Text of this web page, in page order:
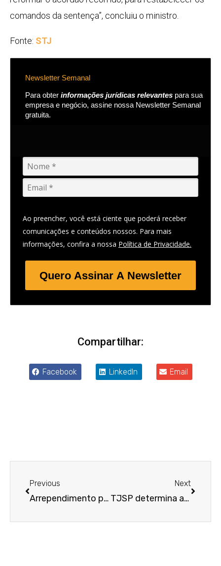
comandos da sentença”, concluiu o ministro.
Fonte: STJ
Newsletter Semanal
Para obter informações jurídicas relevantes para sua
empresa e negócio, assine nossa Newsletter Semanal
gratuita.
Ao preencher, você está ciente que poderá receber
comunicações e conteúdos nossos. Para mais
informações, confira a nossa Política de Privacidade.
Quero Assinar A Newsletter
Compartilhar:
Facebook LinkedIn Email
Previous
Arrependimento posterior do empregado não invalida acordo homologado em juízo
Next
TJSP determina anulação de negócio jurídico por omissão dolosa de informação relevante